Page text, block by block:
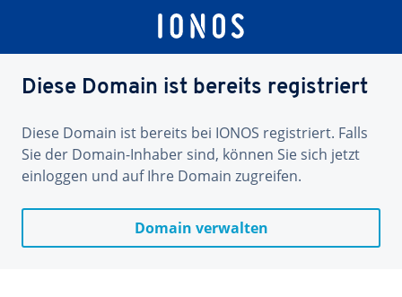
Diese Domain ist bereits registriert
Diese Domain ist bereits bei IONOS registriert. Falls
Sie der Domain-Inhaber sind, können Sie sich jetzt
einloggen und auf Ihre Domain zugreifen.
Domain verwalten